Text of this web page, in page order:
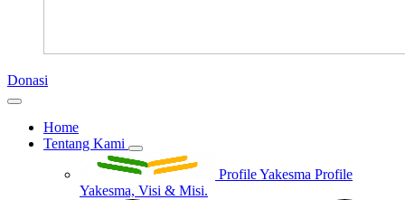
Donasi
Home
Tentang Kami
Profile Yakesma Profile
Yakesma, Visi & Misi.